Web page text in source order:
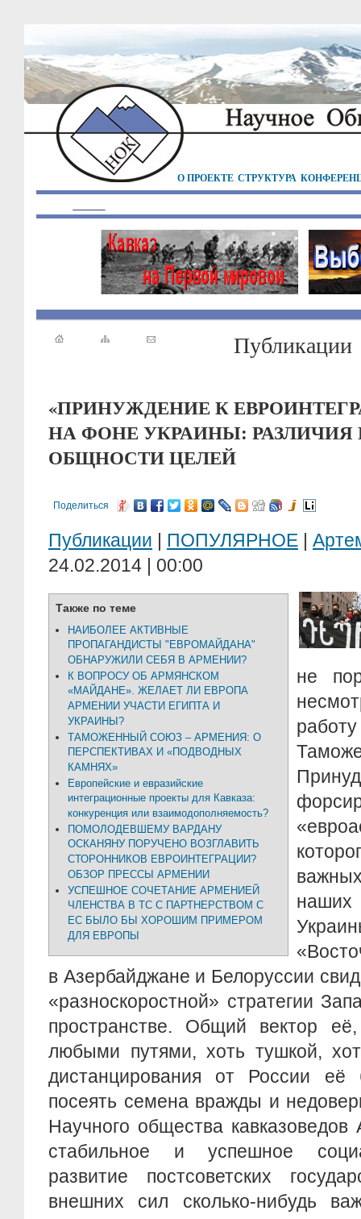
О ПРОЕКТЕ СТРУКТУРА
Публикации
«ПРИНУЖДЕНИЕ К
НА ФОНЕ УКРАИНЫ:
ОБЩНОСТИ ЦЕЛЕЙ
Поделиться
Публикации | ПОПУЛЯРНОЕ |
24.02.2014 | 00:00
Также по теме
НАИБОЛЕЕ АКТИВНЫЕ
ПРОПАГАНДИСТЫ "ЕВРОМАЙДАНА"
ОБНАРУЖИЛИ СЕБЯ В АРМЕНИИ?
К ВОПРОСУ ОБ АРМЯНСКОМ
«МАЙДАНЕ». ЖЕЛАЕТ ЛИ ЕВРОПА
АРМЕНИИ УЧАСТИ ЕГИПТА И
УКРАИНЫ?
ТАМОЖЕННЫЙ СОЮЗ – АРМЕНИЯ: О
ПЕРСПЕКТИВАХ И «ПОДВОДНЫХ
КАМНЯХ»
Европейские и евразийские
интеграционные проекты для Кавказа:
конкуренция или взаимодополняемость?
ПОМОЛОДЕВШЕМУ ВАРДАНУ
ОСКАНЯНУ ПОРУЧЕНО ВОЗГЛАВИТЬ
СТОРОННИКОВ ЕВРОИНТЕГРАЦИИ?
ОБЗОР ПРЕССЫ АРМЕНИИ
УСПЕШНОЕ СОЧЕТАНИЕ АРМЕНИЕЙ
ЧЛЕНСТВА В ТС С ПАРТНЕРСТВОМ С
ЕС БЫЛО БЫ ХОРОШИМ ПРИМЕРОМ
ДЛЯ ЕВРОПЫ
не
в Азербайджане и Белоруссии
«разноскоростной» стратегии
пространстве. Общий вектор
любыми путями, хоть тушкой,
дистанцирования от России её
посеять семена вражды и
Научного общества
стабильное и успешное
развитие постсоветских
внешних сил сколько-нибудь